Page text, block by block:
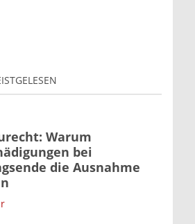
Warum
bei
die Ausnahme